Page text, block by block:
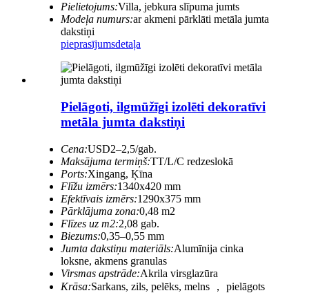
Pielietojums:Villa, jebkura slīpuma jumts
Modeļa numurs:ar akmeni pārklāti metāla jumta
dakstiņi
pieprasījumsdetaļa
Pielāgoti, ilgmūžīgi izolēti dekoratīvi
metāla jumta dakstiņi
Cena:USD2–2,5/gab.
Maksājuma termiņš:TT/L/C redzeslokā
Ports:Xingang, Ķīna
Flīžu izmērs:1340x420 mm
Efektīvais izmērs:1290x375 mm
Pārklājuma zona:0,48 m2
Flīzes uz m2:2,08 gab.
Biezums:0,35–0,55 mm
Jumta dakstiņu materiāls:Alumīnija cinka
loksne, akmens granulas
Virsmas apstrāde:Akrila virsglazūra
Krāsa:Sarkans, zils, pelēks, melns ， pielāgots